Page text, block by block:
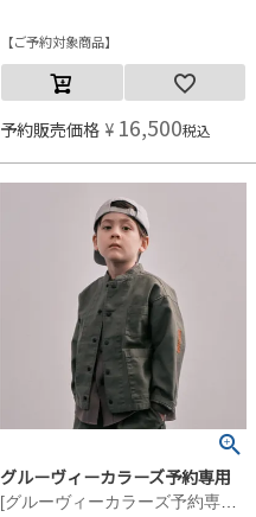
ご予約対象商品
予約販売価格 ¥ 16,500税込
グルーヴィーカラーズ予約専用
[グルーヴィーカラーズ予約専用] バックサテン GRAFFITI バンドカラー JK【8月入荷予定】 9KHカーキ